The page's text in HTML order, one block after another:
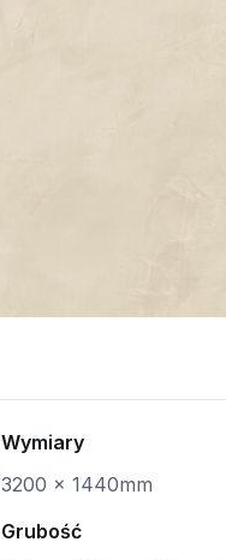
Wymiary
3200 x 1440mm
Grubość